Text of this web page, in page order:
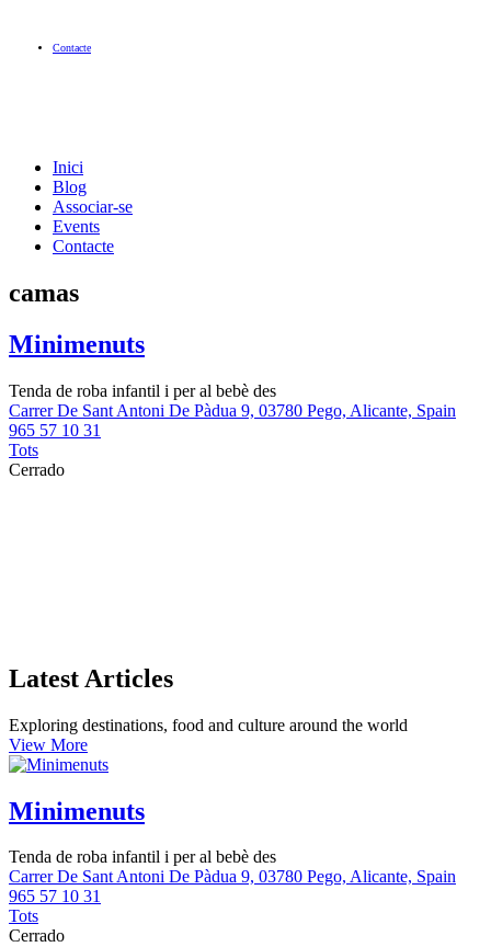
Contacte
Inici
Blog
Associar-se
Events
Contacte
camas
Minimenuts
Tenda de roba infantil i per al bebè des
Carrer De Sant Antoni De Pàdua 9, 03780 Pego, Alicante, Spain
965 57 10 31
Tots
Cerrado
Latest Articles
Exploring destinations, food and culture around the world
View More
Minimenuts
Tenda de roba infantil i per al bebè des
Carrer De Sant Antoni De Pàdua 9, 03780 Pego, Alicante, Spain
965 57 10 31
Tots
Cerrado